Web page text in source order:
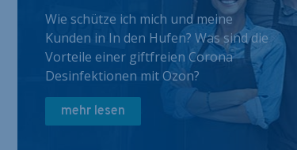
Wie schütze ich mich und meine
Kunden in In den Hufen? Was sind die
Vorteile einer giftfreien Corona
Desinfektionen mit Ozon?
mehr lesen